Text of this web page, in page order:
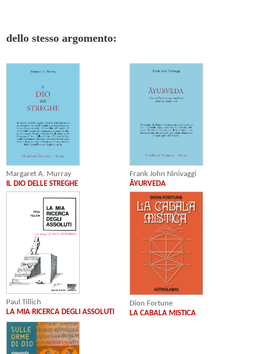
dello stesso argomento:
Margaret A. Murray
IL DIO DELLE STREGHE
Frank John Ninivaggi
ĀYURVEDA
Paul Tillich
LA MIA RICERCA DEGLI ASSOLUTI
Dion Fortune
LA CABALA MISTICA